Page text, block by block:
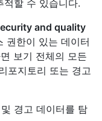
할 수 있습니다.
and quality
권한이 있는 데이터
보기 전체의 모든
포지토리 또는 경고
경고 데이터를 탐